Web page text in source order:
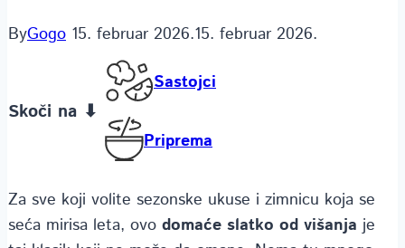
ByGogo 15. februar 2026.15. februar 2026.
Skoči na ⬇
Sastojci
Priprema
Za sve koji volite sezonske ukuse i zimnicu koja se
seća mirisa leta, ovo domaće slatko od višanja je